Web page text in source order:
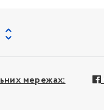
мережах: